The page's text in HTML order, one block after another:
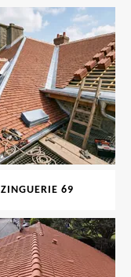
ZINGUERIE 69